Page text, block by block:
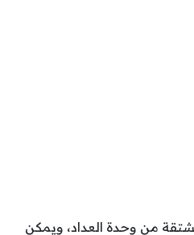
من وحدة العداد، ويمكن